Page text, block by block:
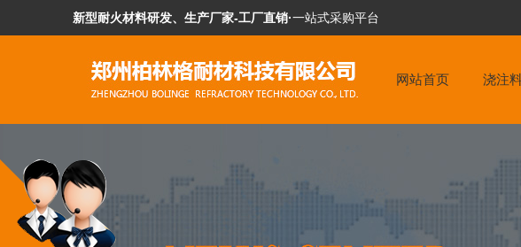
新型耐火材料研发、生产厂家-工厂直销·一站式采购平台
网站首页 浇注